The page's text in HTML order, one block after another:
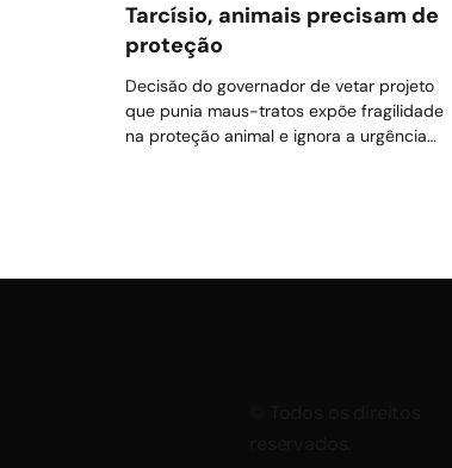
Tarcísio, animais precisam de
proteção
Decisão do governador de vetar projeto
que punia maus-tratos expõe fragilidade
na proteção animal e ignora a urgência